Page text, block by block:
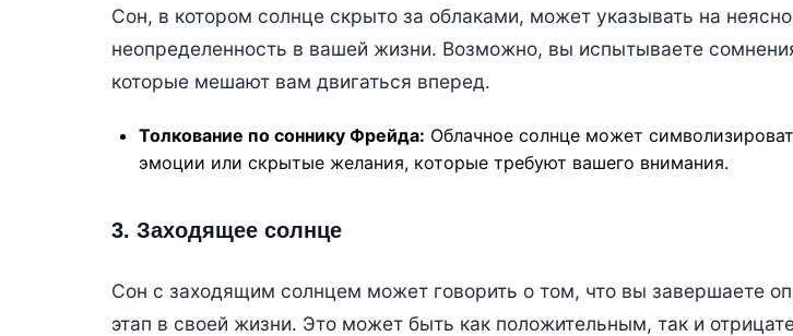
Сон, в котором солнце скрыто за облаками, может указывать на
неопределенность в вашей жизни. Возможно, вы испытываете
которые мешают вам двигаться вперед.
Толкование по соннику Фрейда: Облачное солнце может
эмоции или скрытые желания, которые требуют вашего внимания.
3. Заходящее солнце
Сон с заходящим солнцем может говорить о том, что вы завершаете
этап в своей жизни. Это может быть как положительным, так и